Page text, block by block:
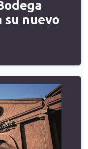
su nuevo